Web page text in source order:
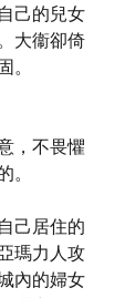
己的兒女
大衞卻倚
。
，不畏懼
。
己居住的
瑪力人攻
內的婦女